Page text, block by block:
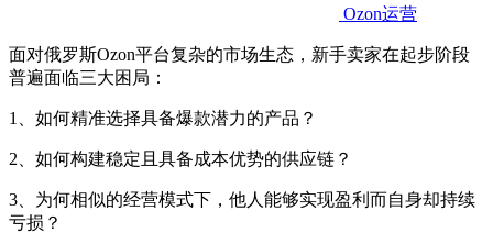
Ozon运营
面对俄罗斯Ozon平台复杂的市场生态，新手卖家在起步阶段
普遍面临三大困局：
1、如何精准选择具备爆款潜力的产品？
2、如何构建稳定且具备成本优势的供应链？
3、为何相似的经营模式下，他人能够实现盈利而自身却持续
亏损？